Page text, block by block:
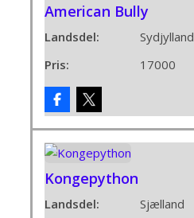
American Bully
Landsdel:
Sydjylland
Pris:
17000
Kongepython
Landsdel:
Sjælland